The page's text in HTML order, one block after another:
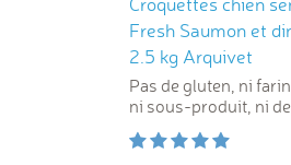
Fresh Saumon et
2.5 kg Arquivet
Pas de gluten, ni
ni sous-produit, ni